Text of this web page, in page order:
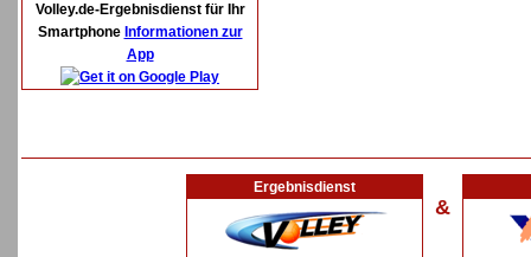
Volley.de-Ergebnisdienst für Ihr
Smartphone Informationen zur
App
Ergebnisdienst
&